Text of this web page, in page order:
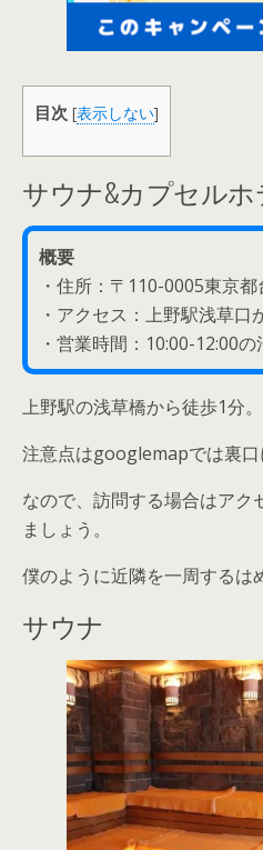
目次 [表示しない]
サウナ&カプセルホ
概要
・住所：〒110-0005東京
・アクセス：上野駅浅草口
・営業時間：10:00-12:00
上野駅の浅草橋から徒歩1分。
注意点はgooglemapでは裏
なので、訪問する場合はアク
ましょう。
僕のように近隣を一周するは
サウナ